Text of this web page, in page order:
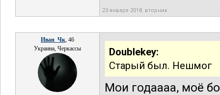
23 января 2018, вторник
Иван_Чк, 46
Украина, Черкассы
Doublekey:
Старый был. Нешмог
Мои годаааа, моё